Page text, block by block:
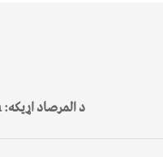
د المرصاد اړیکه: info@almirsaad.com